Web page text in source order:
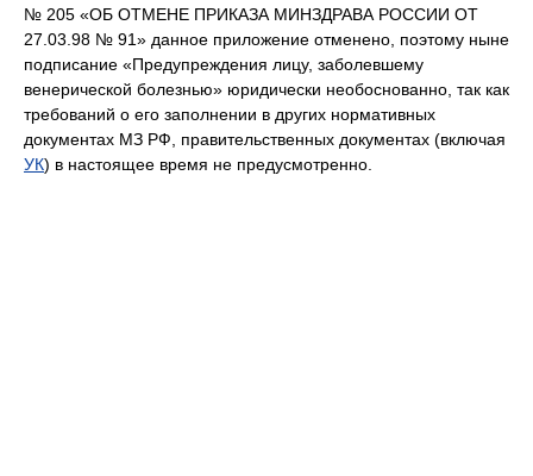
№ 205 «ОБ ОТМЕНЕ ПРИКАЗА МИНЗДРАВА РОССИИ ОТ
27.03.98 № 91» данное приложение отменено, поэтому ныне
подписание «Предупреждения лицу, заболевшему
венерической болезнью» юридически необоснованно, так как
требований о его заполнении в других нормативных
документах МЗ РФ, правительственных документах (включая
УК) в настоящее время не предусмотренно.